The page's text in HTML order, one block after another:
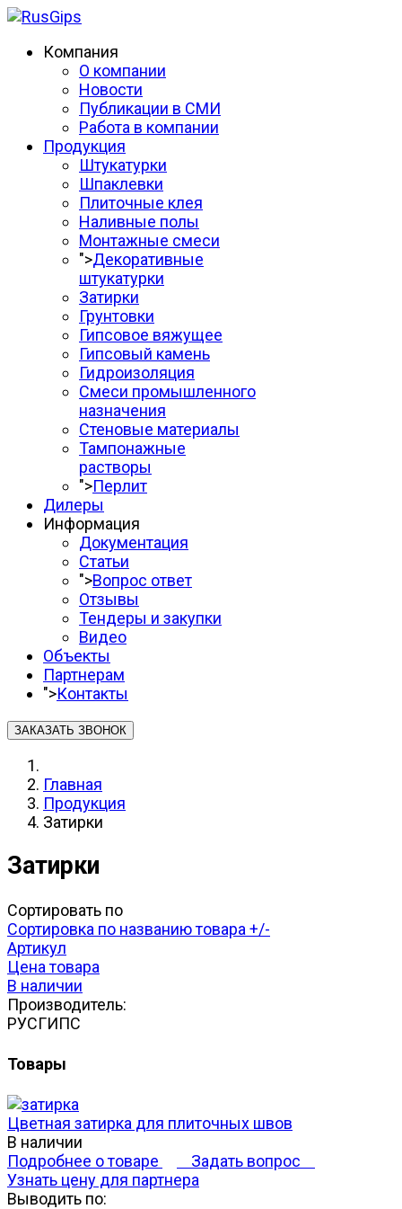
Компания
О компании
Новости
Публикации в СМИ
Работа в компании
Продукция
Штукатурки
Шпаклевки
Плиточные клея
Наливные полы
Монтажные смеси
">Декоративные
штукатурки
Затирки
Грунтовки
Гипсовое вяжущее
Гипсовый камень
Гидроизоляция
Смеси промышленного
назначения
Стеновые материалы
Тампонажные
растворы
">Перлит
Дилеры
Информация
Документация
Статьи
">Вопрос ответ
Отзывы
Тендеры и закупки
Видео
Объекты
Партнерам
">Контакты
ЗАКАЗАТЬ ЗВОНОК
Главная
Продукция
Затирки
Затирки
Сортировать по
Сортировка по названию товара +/-
Артикул
Цена товара
В наличии
Производитель:
РУСГИПС
Товары
Цветная затирка для плиточных швов
В наличии
Подробнее о товаре
Задать вопрос
Узнать цену для партнера
Выводить по: